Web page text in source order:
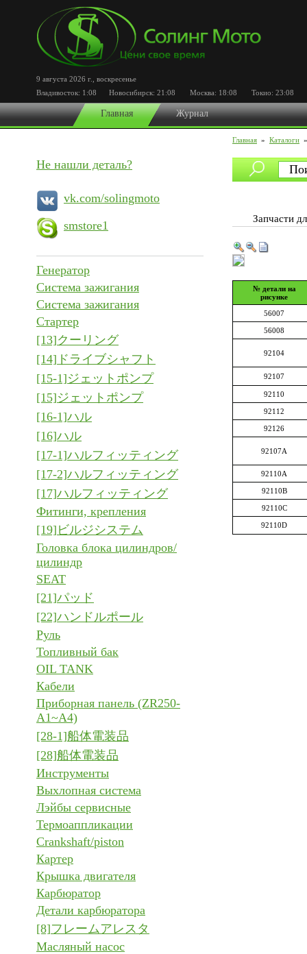
9 августа 2026 г.
воскресенье
Владивосток: 1:08 Новосибирск: 21:08 Москва: 18:08 Токио: 23:08
Главная Журнал
Главная » Каталоги
Не нашли деталь?
vk.com/solingmoto
smstore1
Генератор
Система зажигания
Система зажигания
Стартер
[13]クーリング
[14]ドライブシャフト
[15-1]ジェットポンプ
[15]ジェットポンプ
[16-1]ハル
[16]ハル
[17-1]ハルフィッティング
[17-2]ハルフィッティング
[17]ハルフィッティング
Фитинги, крепления
[19]ビルジシステム
Головка блока цилиндров/
цилиндр
SEAT
[21]パッド
[22]ハンドルポール
Руль
Топливный бак
OIL TANK
Кабели
Приборная панель (ZR250-
A1~A4)
[28-1]船体電装品
[28]船体電装品
Инструменты
Выхлопная система
Лэйбы сервисные
Термоаппликации
Crankshaft/piston
Картер
Крышка двигателя
Карбюратор
Детали карбюратора
[8]フレームアレスタ
Масляный насос
Запчасти
№ детали на
рисунке
56007
56008
92104
92107
92110
92112
92126
92107A
92110A
92110B
92110C
92110D